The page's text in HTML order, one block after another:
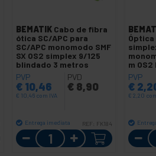
BEMATIK Cabo de fibra
ótica SC/APC para
SC/APC monomodo SMF
SX OS2 simplex 9/125
blindado 3 metros
PVP
€ 10,46
€ 10,46 com IVA
PVD
€8,90
Entrega imediata REF: FK184
Quantidade
Óptica
m
PVP
€
€ 2,20